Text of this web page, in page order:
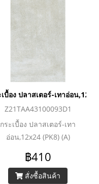
ค ตัดขอบ(PK8)PM
บื้อง ปลาสเตอร์-เทาอ่อน
Z21TAA43100093D1
กระเบื้อง ปลาสเตอร์-เทา
อ่อน,12x24 (PK8) (A)
฿410
สั่งซื้อสินค้า